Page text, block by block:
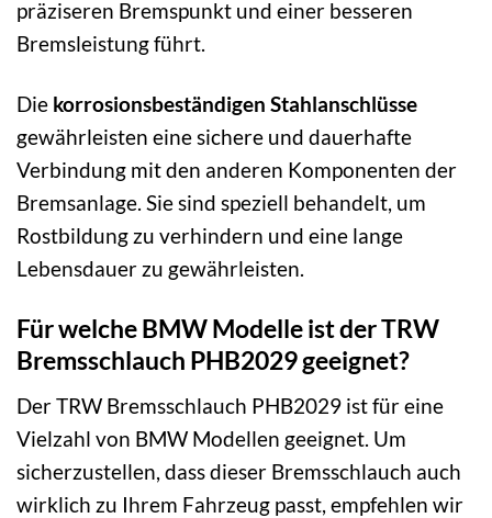
präziseren Bremspunkt und einer besseren
Bremsleistung führt.
Die korrosionsbeständigen Stahlanschlüsse
gewährleisten eine sichere und dauerhafte
Verbindung mit den anderen Komponenten der
Bremsanlage. Sie sind speziell behandelt, um
Rostbildung zu verhindern und eine lange
Lebensdauer zu gewährleisten.
Für welche BMW Modelle ist der TRW
Bremsschlauch PHB2029 geeignet?
Der TRW Bremsschlauch PHB2029 ist für eine
Vielzahl von BMW Modellen geeignet. Um
sicherzustellen, dass dieser Bremsschlauch auch
wirklich zu Ihrem Fahrzeug passt, empfehlen wir